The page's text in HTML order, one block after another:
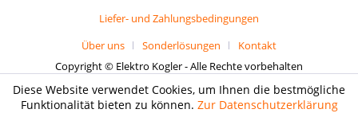
Liefer- und Zahlungsbedingungen
Über uns
Sonderlösungen
Kontakt
Copyright © Elektro Kogler - Alle Rechte vorbehalten
Diese Website verwendet Cookies, um Ihnen die bestmögliche
Funktionalität bieten zu können. Zur Datenschutzerklärung